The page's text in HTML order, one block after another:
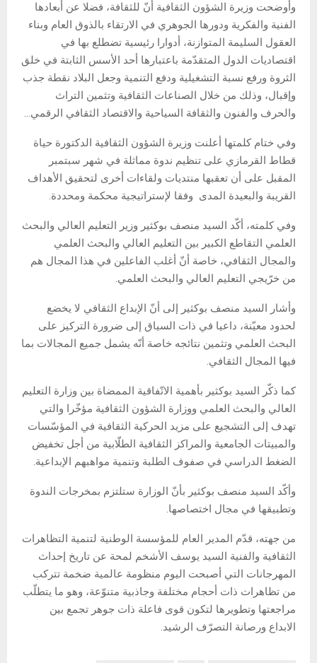
وأوضحت وزيرة الشؤون الثقافية أنّ للثقافة، فضلا عن أبعادها
الفنية والفكرية ودورها الجوهري في الارتقاء بالذوق العام وبناء
العقول السليمة المتوازنة، أدوارا رئيسية تضطلع بها في
اقتصاديات الدول المتقدّمة باعتبارها أحد الأسس الثابتة في خلق
الثروة ورفع نسبة التشغيلية ودفع التنمية وجعل البلاد نقطة جذب
وإقبال، وذلك من خلال الصناعات الثقافية وتثمين التراث
والحرف والفنون والثقافة السياحية والاقتصاد الثقافي الرقمي…
وفي ختام كلمتها أعلنت وزيرة الشؤون الثقافية الدكتورة حياة
قطاط القرمازي على تنظيم ندوة مماثلة في شهر سبتمبر
المقبل على أن تعقبها منتديات ولقاءات أخرى لتحقيق الأهداف
القريبة والبعيدة المدى وفقا لإستراتيجية محكمة ومحددة.
وفي كلمته، أكّد السيد منصف بوكثير وزير التعليم العالي والبحث
العلمي التقاطع الكبير بين التعليم العالي والبحث العلمي
والمجال الثقافي، خاصة أنّ أغلب الفاعلين في هذا المجال هم
من خرّيجي التعليم العالي والبحث العلمي.
وأشار السيد منصف بوكثير إلى أنّ الإبداع الثقافي لا يخضع
لحدود معيّنة، داعيا في ذات السياق إلى ضرورة التركيز على
البحث العلمي وتثمين نتائجه خاصة أنّه يشمل جميع المجالات بما
فيها المجال الثقافي.
كما ذكّر السيد بوكثير بأهمية الاتّفاقية الممضاة بين وزارة التعليم
العالي والبحث العلمي ووزارة الشؤون الثقافية مؤخّرا والتي
تهدف إلى التشجيع على مزيد الحركية الثقافية في المؤسّسات
والمبيتات الجامعية والمراكز الثقافية الطلّابية من أجل تخفيض
الضغط الدراسي في صفوف الطلبة وتنمية مواهبهم الإبداعية.
وأكّد السيد منصف بوكثير بأنّ الوزارة ستلتزم بمخرجات الندوة
وتطبيقها في مجال اختصاصها.
من جهته، قدّم المدير العام للمؤسسة الوطنية لتنمية التظاهرات
الثقافية والفنية السيد يوسف الأشخم لمحة عن تاريخ إحداث
المهرجانات التي أصبحت اليوم منظومة عالمية ضخمة تتركب
من تظاهرات ذات أحجام مختلفة وجاذبية متنوّعة، وهو ما يتطلّب
مراجعتها وتطويرها لتكون قوى فاعلة ذات جوهر تجمع بين
الابداع ورصانة التصرّف الرشيد.